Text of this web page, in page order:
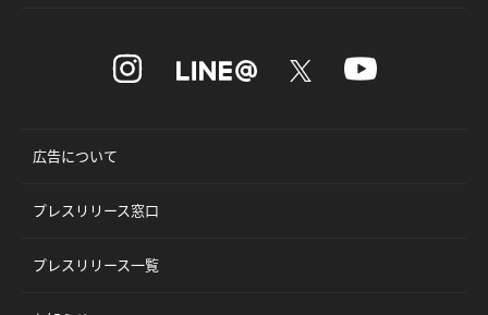
広告について
プレスリリース窓口
プレスリリース一覧